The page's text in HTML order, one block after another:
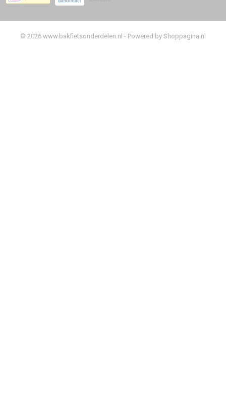
© 2026 www.bakfietsonderdelen.nl - Powered by Shoppagina.nl